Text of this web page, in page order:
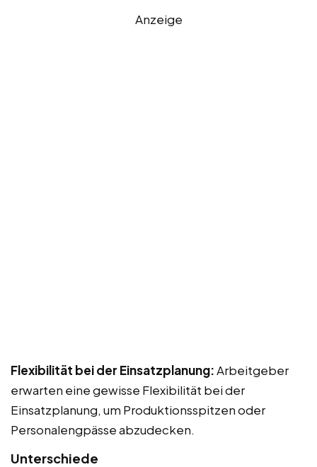
Anzeige
Flexibilität bei der Einsatzplanung:Arbeitgeber
erwarten eine gewisse Flexibilität bei der
Einsatzplanung, um Produktionsspitzen oder
Personalengpässe abzudecken.
Unterschiede